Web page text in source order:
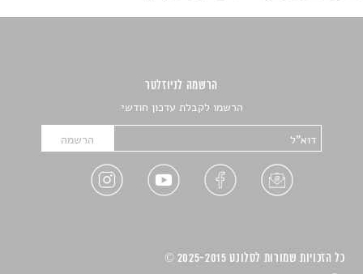
הרשמה לניוזלטר
הרשמו לקבלת עדכון חודשי
כל הזכויות שמורות לסלונט 2025-2015 ©